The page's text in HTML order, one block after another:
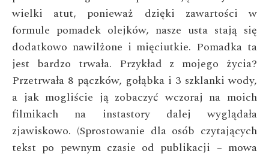
wielki atut, ponieważ dzięki zawartości w
formule pomadek olejków, nasze usta stają się
dodatkowo nawilżone i mięciutkie. Pomadka ta
jest bardzo trwała. Przykład z mojego życia?
Przetrwała 8 pączków, gołąbka i 3 szklanki wody,
a jak mogliście ją zobaczyć wczoraj na moich
filmikach na instastory dalej wyglądała
zjawiskowo. (Sprostowanie dla osób czytających
tekst po pewnym czasie od publikacji – mowa